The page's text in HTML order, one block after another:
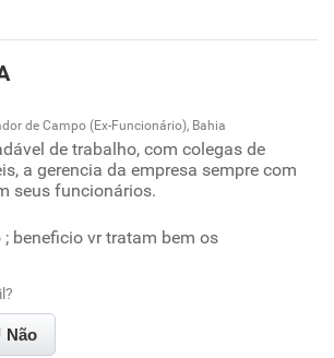
vida familiar
de Campo (Ex-Funcionário), Bahia
de trabalho, com colegas de
a gerencia da empresa sempre com
seus funcionários.
beneficio vr tratam bem os
Não